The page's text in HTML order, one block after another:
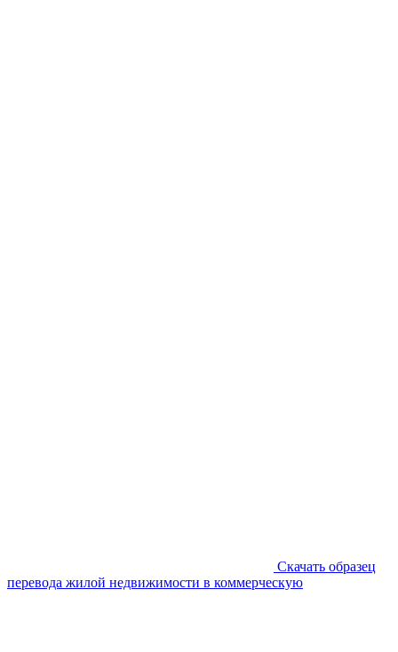
Скачать образец
перевода жилой недвижимости в коммерческую